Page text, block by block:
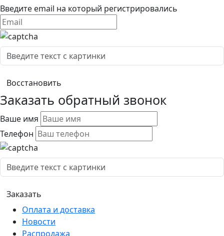
Введите email на который регистрировались
Заказать обратный звонок
Ваше имя
Телефон
Оплата и доставка
Новости
Распродажа